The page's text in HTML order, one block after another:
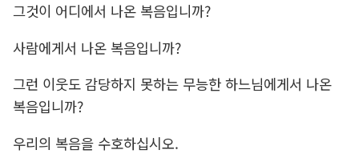
그것이 어디에서 나온 복음입니까?
사람에게서 나온 복음입니까?
그런 이웃도 감당하지 못하는 무능한 하느님에게서 나온
복음입니까?
우리의 복음을 수호하십시오.